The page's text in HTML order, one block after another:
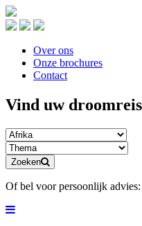
Over ons
Onze brochures
Contact
Vind uw droomreis
Zoeken
Of bel voor persoonlijk advies: